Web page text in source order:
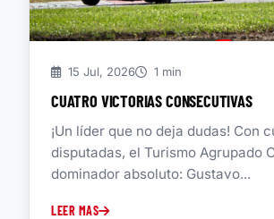
15 Jul, 2026 1 min
CUATRO VICTORIAS CONSECUTIVAS
¡Un líder que no deja dudas! Con
disputadas, el Turismo Agrupado
dominador absoluto: Gustavo...
LEER MAS